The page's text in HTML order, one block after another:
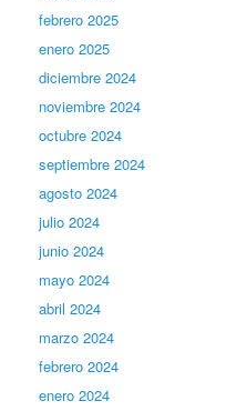
febrero 2025
enero 2025
diciembre 2024
noviembre 2024
octubre 2024
septiembre 2024
agosto 2024
julio 2024
junio 2024
mayo 2024
abril 2024
marzo 2024
febrero 2024
enero 2024